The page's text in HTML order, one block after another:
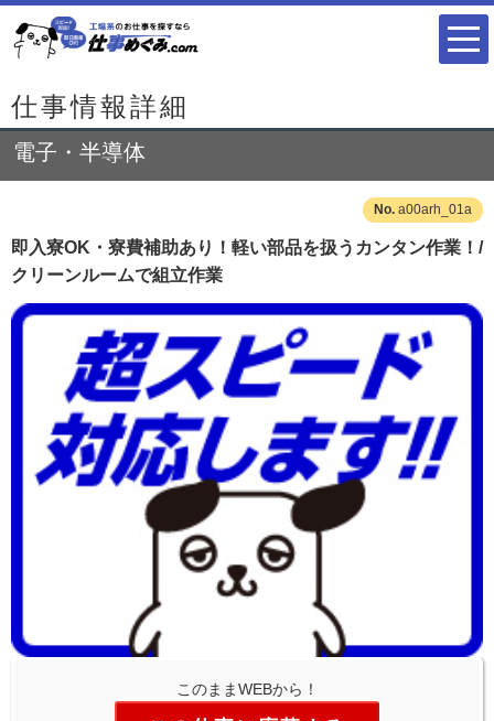
仕事情報詳細
電子・半導体
a00arh_01a
即入寮OK・寮費補助あり！軽い部品を扱うカンタン作業！/
クリーンルームで組立作業
このままWEBから！